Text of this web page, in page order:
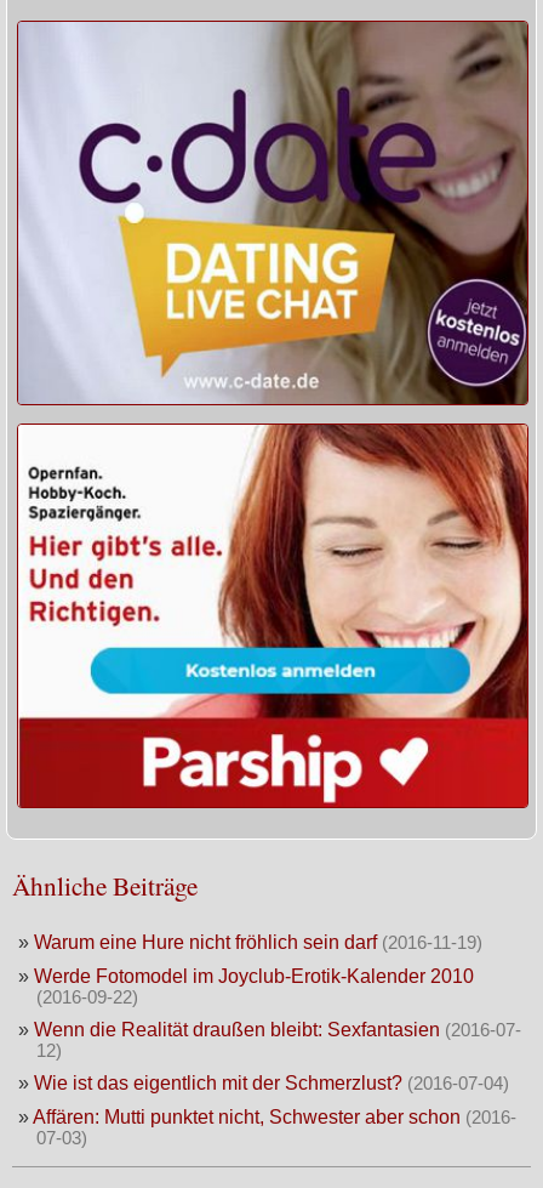
Ähnliche Beiträge
» Warum eine Hure nicht fröhlich sein darf (2016-11-19)
» Werde Fotomodel im Joyclub-Erotik-Kalender 2010
(2016-09-22)
» Wenn die Realität draußen bleibt: Sexfantasien (2016-07-
12)
» Wie ist das eigentlich mit der Schmerzlust? (2016-07-04)
»Affären: Mutti punktet nicht, Schwester aber schon (2016-
07-03)